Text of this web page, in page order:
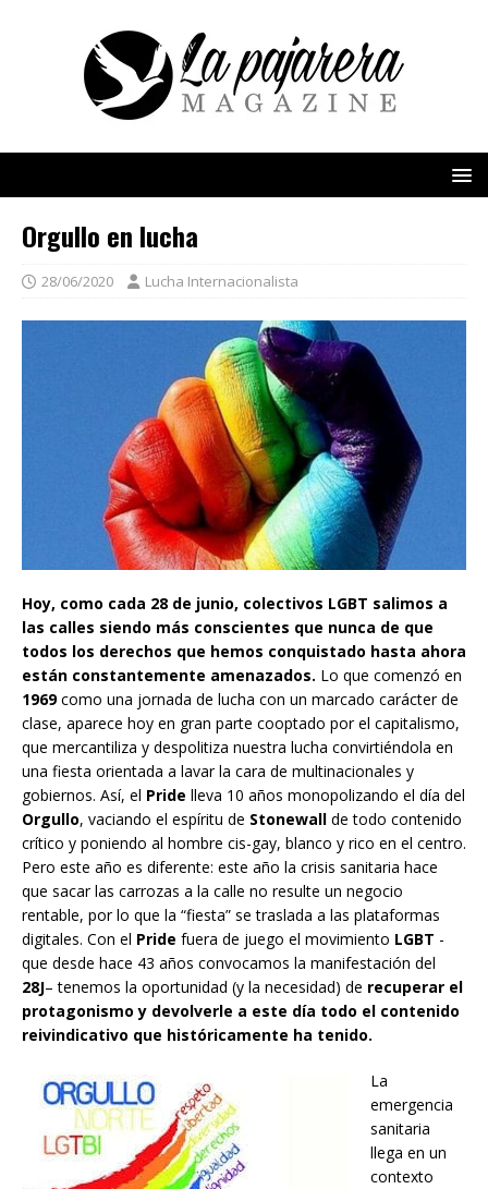
Orgullo en lucha
28/06/2020 Lucha Internacionalista
Hoy, como cada 28 de junio, colectivos LGBT salimos a
las calles siendo más conscientes que nunca de que
todos los derechos que hemos conquistado hasta ahora
están constantemente amenazados. Lo que comenzó en
1969como una jornada de lucha con un marcado carácter de
clase, aparece hoy en gran parte cooptado por el capitalismo,
que mercantiliza y despolitiza nuestra lucha convirtiéndola en
una fiesta orientada a lavar la cara de multinacionales y
gobiernos. Así, el Pride lleva 10 años monopolizando el día del
Orgullo, vaciando el espíritu de Stonewall de todo contenido
crítico y poniendo al hombre cis-gay, blanco y rico en el centro.
Pero este año es diferente: este año la crisis sanitaria hace
que sacar las carrozas a la calle no resulte un negocio
rentable, por lo que la “fiesta” se traslada a las plataformas
digitales. Con el Pride fuera de juego el movimiento LGBT -
que desde hace 43 años convocamos la manifestación del
28J– tenemos la oportunidad (y la necesidad) de recuperar el
protagonismo y devolverle a este día todo el contenido
reivindicativo que históricamente ha tenido.
La
emergencia
sanitaria
llega en un
contexto